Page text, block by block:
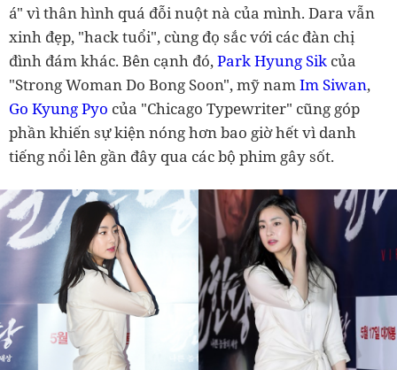
á" vì thân hình quá đỗi nuột nà của mình. Dara vẫn
xinh đẹp, "hack tuổi", cùng đọ sắc với các đàn chị
đình đám khác. Bên cạnh đó,Park Hyung Sik của
"Strong Woman Do Bong Soon", mỹ namIm Siwan,
Go Kyung Pyo của "Chicago Typewriter" cũng góp
phần khiến sự kiện nóng hơn bao giờ hết vì danh
tiếng nổi lên gần đây qua các bộ phim gây sốt.